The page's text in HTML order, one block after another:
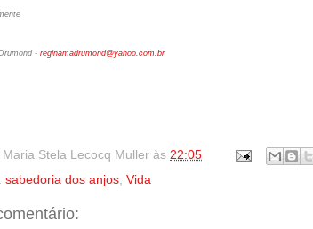
- reginamadrumond@yahoo.com.br
Maria Stela Lecocq Muller às 22:05
sabedoria dos anjos Vida